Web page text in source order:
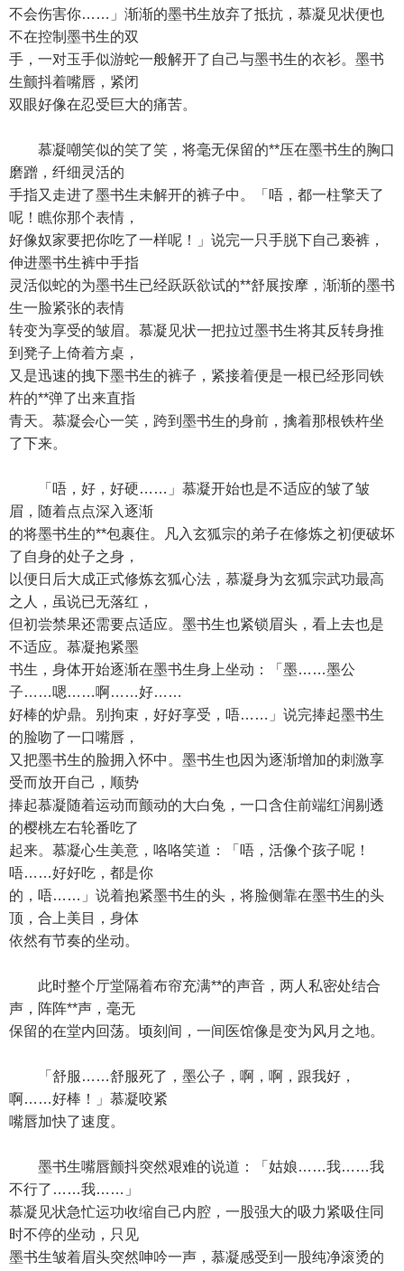
不会伤害你……」渐渐的墨书生放弃了抵抗，慕凝见状便也
不在控制墨书生的双
手，一对玉手似游蛇一般解开了自己与墨书生的衣衫。墨书
生颤抖着嘴唇，紧闭
双眼好像在忍受巨大的痛苦。
慕凝嘲笑似的笑了笑，将毫无保留的**压在墨书生的胸口
磨蹭，纤细灵活的
手指又走进了墨书生未解开的裤子中。「唔，都一柱擎天了
呢！瞧你那个表情，
好像奴家要把你吃了一样呢！」说完一只手脱下自己亵裤，
伸进墨书生裤中手指
灵活似蛇的为墨书生已经跃跃欲试的**舒展按摩，渐渐的墨书
生一脸紧张的表情
转变为享受的皱眉。慕凝见状一把拉过墨书生将其反转身推
到凳子上倚着方桌，
又是迅速的拽下墨书生的裤子，紧接着便是一根已经形同铁
杵的**弹了出来直指
青天。慕凝会心一笑，跨到墨书生的身前，擒着那根铁杵坐
了下来。
「唔，好，好硬……」慕凝开始也是不适应的皱了皱
眉，随着点点深入逐渐
的将墨书生的**包裹住。凡入玄狐宗的弟子在修炼之初便破坏
了自身的处子之身，
以便日后大成正式修炼玄狐心法，慕凝身为玄狐宗武功最高
之人，虽说已无落红，
但初尝禁果还需要点适应。墨书生也紧锁眉头，看上去也是
不适应。慕凝抱紧墨
书生，身体开始逐渐在墨书生身上坐动：「墨……墨公
子……嗯……啊……好……
好棒的炉鼎。别拘束，好好享受，唔……」说完捧起墨书生
的脸吻了一口嘴唇，
又把墨书生的脸拥入怀中。墨书生也因为逐渐增加的刺激享
受而放开自己，顺势
捧起慕凝随着运动而颤动的大白兔，一口含住前端红润剔透
的樱桃左右轮番吃了
起来。慕凝心生美意，咯咯笑道：「唔，活像个孩子呢！
唔……好好吃，都是你
的，唔……」说着抱紧墨书生的头，将脸侧靠在墨书生的头
顶，合上美目，身体
依然有节奏的坐动。
此时整个厅堂隔着布帘充满**的声音，两人私密处结合
声，阵阵**声，毫无
保留的在堂内回荡。顷刻间，一间医馆像是变为风月之地。
「舒服……舒服死了，墨公子，啊，啊，跟我好，
啊……好棒！」慕凝咬紧
嘴唇加快了速度。
墨书生嘴唇颤抖突然艰难的说道：「姑娘……我……我
不行了……我……」
慕凝见状急忙运功收缩自己内腔，一股强大的吸力紧吸住同
时不停的坐动，只见
墨书生皱着眉头突然呻吟一声，慕凝感受到一股纯净滚烫的